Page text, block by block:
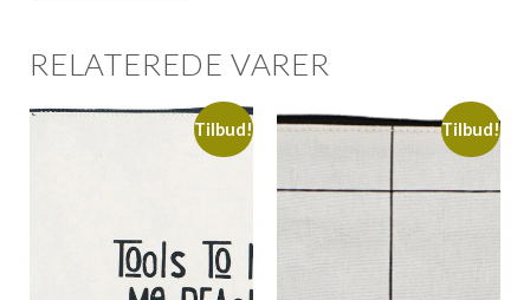
RELATEREDE VARER
Tilbud! Tilbud!